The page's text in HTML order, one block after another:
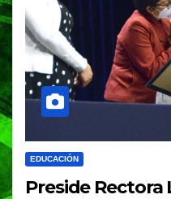
EDUCACIÓN
Preside Rectora